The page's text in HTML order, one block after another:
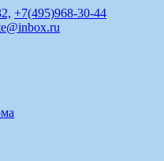
+7(495)968-30-44